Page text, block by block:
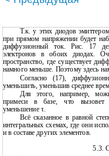
Т.к. у этих диодов
при прямом напряжении будет
диффузионный ток. Рис. 17
электронов в обоих диодах.
пространство, где существует
намного меньше. Поэтому здесь
Согласно (17),
уменьшить, уменьшив среднее
Для этого, например,
примеси в базе, что вызовет
уменьшение τ.
Всё сказанное в равной
интегральных схемах, где они
и в составе других элементов.
5.3.